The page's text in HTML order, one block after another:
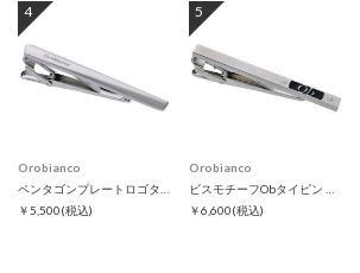
4
Orobianco
￥5,500(税込)
5
Orobianco
￥6,600(税込)